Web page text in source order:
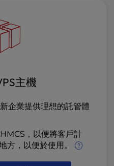
主機
企業提供理想的託管體
，以便將客戶計
方，以便於使用。